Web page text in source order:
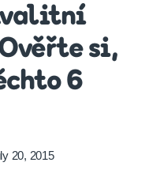
si,
6
20, 2015